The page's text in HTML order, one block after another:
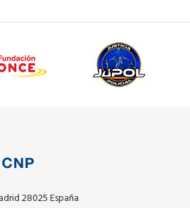
28025 España